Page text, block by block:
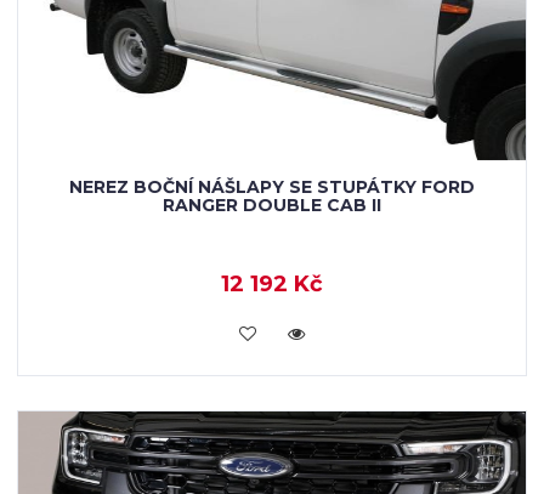
NEREZ BOČNÍ NÁŠLAPY SE STUPÁTKY FORD
RANGER DOUBLE CAB II
12 192 Kč
KOUPIT